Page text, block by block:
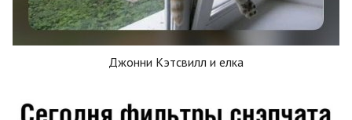
Джонни Кэтсвилл и елка